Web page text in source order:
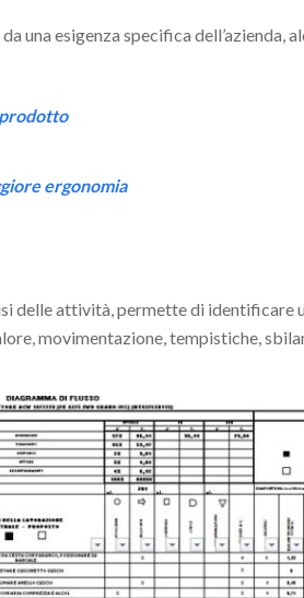
una esigenza specifica dell’azienda,
ergonomia
delle attività, permette di identificare
movimentazione, tempistiche,